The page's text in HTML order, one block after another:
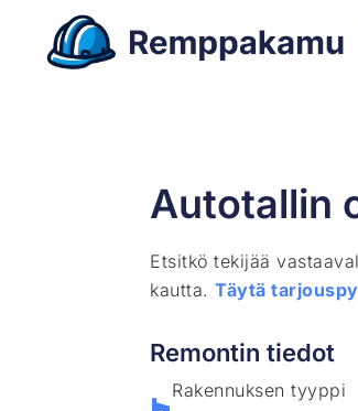
Autotallin
Etsitkö tekijää
kautta.Täytä
Remontin tiedot
Rakennuksen tyyppi